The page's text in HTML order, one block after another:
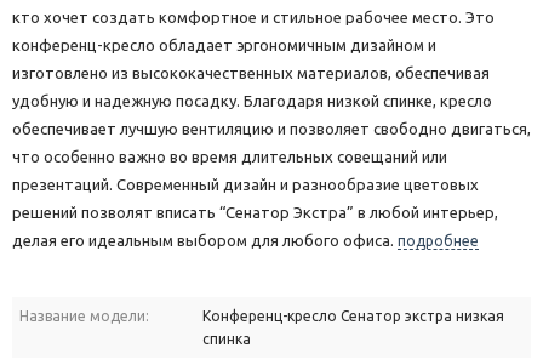
кто хочет создать комфортное и стильное рабочее место. Это
конференц-кресло обладает эргономичным дизайном и
изготовлено из высококачественных материалов, обеспечивая
удобную и надежную посадку. Благодаря низкой спинке, кресло
обеспечивает лучшую вентиляцию и позволяет свободно двигаться,
что особенно важно во время длительных совещаний или
презентаций. Современный дизайн и разнообразие цветовых
решений позволят вписать “Сенатор Экстра” в любой интерьер,
делая его идеальным выбором для любого офиса. подробнее
Название модели:
Конференц-кресло Сенатор экстра низкая
спинка